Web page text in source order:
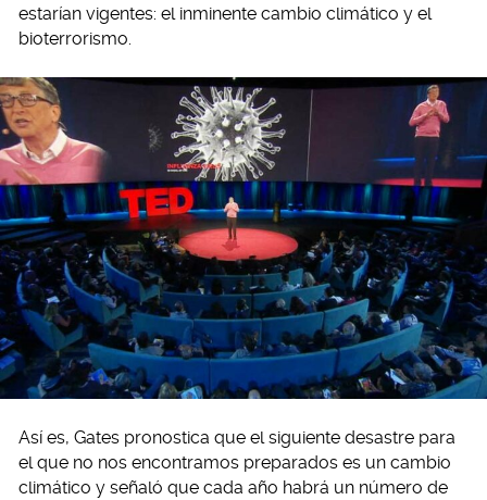
estarían vigentes: el inminente cambio climático y el
bioterrorismo.
Así es, Gates pronostica que el siguiente desastre para
el que no nos encontramos preparados es un cambio
climático y señaló que cada año habrá un número de